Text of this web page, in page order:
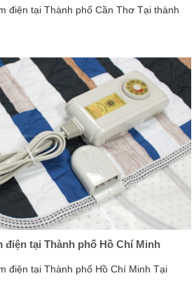
điện tại Thành phố Cần Thơ Tại thành
điện tại Thành phố Hồ Chí Minh
điện tại Thành phố Hồ Chí Minh Tại